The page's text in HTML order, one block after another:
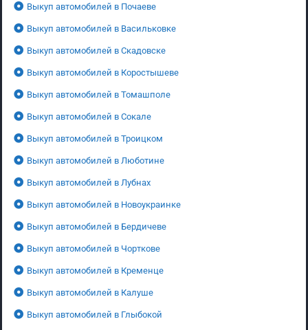
Выкуп автомобилей в Почаеве
Выкуп автомобилей в Васильковке
Выкуп автомобилей в Скадовске
Выкуп автомобилей в Коростышеве
Выкуп автомобилей в Томашполе
Выкуп автомобилей в Сокале
Выкуп автомобилей в Троицком
Выкуп автомобилей в Люботине
Выкуп автомобилей в Лубнах
Выкуп автомобилей в Новоукраинке
Выкуп автомобилей в Бердичеве
Выкуп автомобилей в Чорткове
Выкуп автомобилей в Кременце
Выкуп автомобилей в Калуше
Выкуп автомобилей в Глыбокой